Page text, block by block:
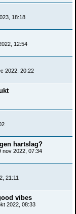
18:18
12:54
2022, 20:22
hartslag?
nov 2022, 07:34
21:11
vibes
2022, 08:33